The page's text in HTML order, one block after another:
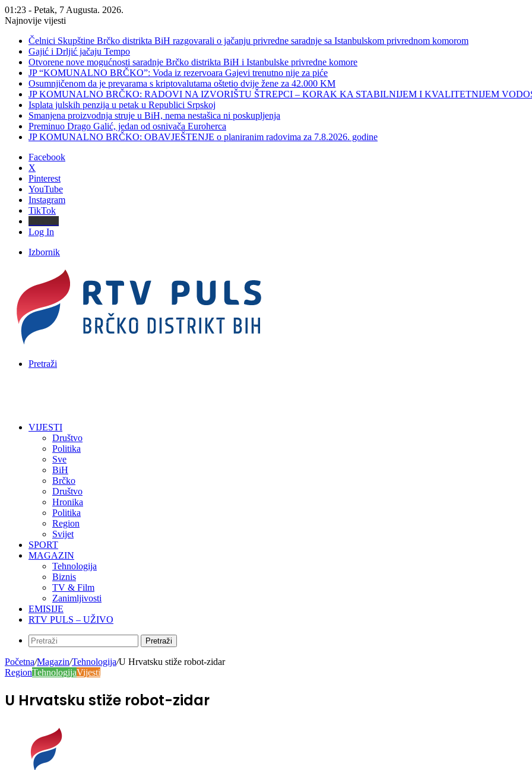
01:23 - Petak, 7 Augusta. 2026.
Najnovije vijesti
Čelnici Skupštine Brčko distrikta BiH razgovarali o jačanju privredne saradnje sa Istanbulskom privrednom komorom
Gajić i Drljić jačaju Tempo
Otvorene nove mogućnosti saradnje Brčko distrikta BiH i Istanbulske privredne komore
JP “KOMUNALNO BRČKO”: Voda iz rezervoara Gajevi trenutno nije za piće
Osumnjičenom da je prevarama s kriptovalutama oštetio dvije žene za 42.000 KM
JP KOMUNALNO BRČKO: RADOVI NA IZVORIŠTU ŠTREPCI – KORAK KA STABILNIJEM I KVALITETNIJEM
Isplata julskih penzija u petak u Republici Srpskoj
Smanjena proizvodnja struje u BiH, nema nestašica ni poskupljenja
Preminuo Drago Galić, jedan od osnivača Euroherca
JP KOMUNALNO BRČKO: OBAVJEŠTENJE o planiranim radovima za 7.8.2026. godine
Facebook
X
Pinterest
YouTube
Instagram
TikTok
Log In
Izbornik
Pretraži
VIJESTI
Društvo
Politika
Sve
BiH
Brčko
Društvo
Hronika
Politika
Region
Svijet
SPORT
MAGAZIN
Tehnologija
Biznis
TV & Film
Zanimljivosti
EMISIJE
RTV PULS – UŽIVO
Pretraži
Početna/Magazin/Tehnologija/U Hrvatsku stiže robot-zidar
RegionTehnologijaVijesti
U Hrvatsku stiže robot-zidar